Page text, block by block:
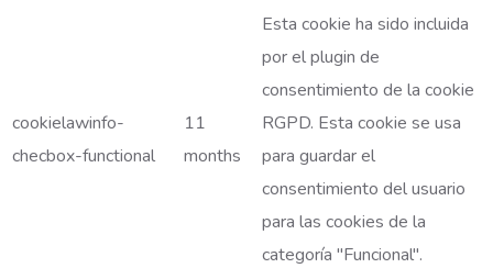
cookielawinfo-
checbox-functional
11
months
Esta cookie ha sido incluida
por el plugin de
consentimiento de la cookie
RGPD. Esta cookie se usa
para guardar el
consentimiento del usuario
para las cookies de la
categoría "Funcional".